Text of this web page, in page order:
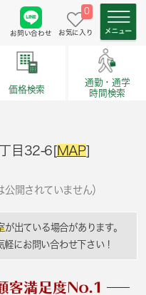
お問い合わせ
0
お気に入り
価格検索
通勤・通学
時間検索
目32-6[MAP]
公開されていません）
が出ている場合があります。
にお問い合わせ下さい！